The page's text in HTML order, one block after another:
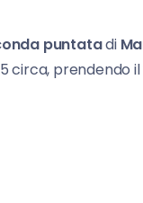
puntatadi
circa, prendendo